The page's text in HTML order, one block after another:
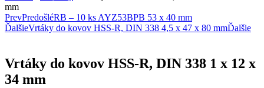
mm
PrevPredošléRB – 10 ks AYZ53BPB 53 x 40 mm
ĎalšieVrtáky do kovov HSS-R, DIN 338 4,5 x 47 x 80 mmĎalšie
Vrtáky do kovov HSS-R, DIN 338 1 x 12 x
34 mm